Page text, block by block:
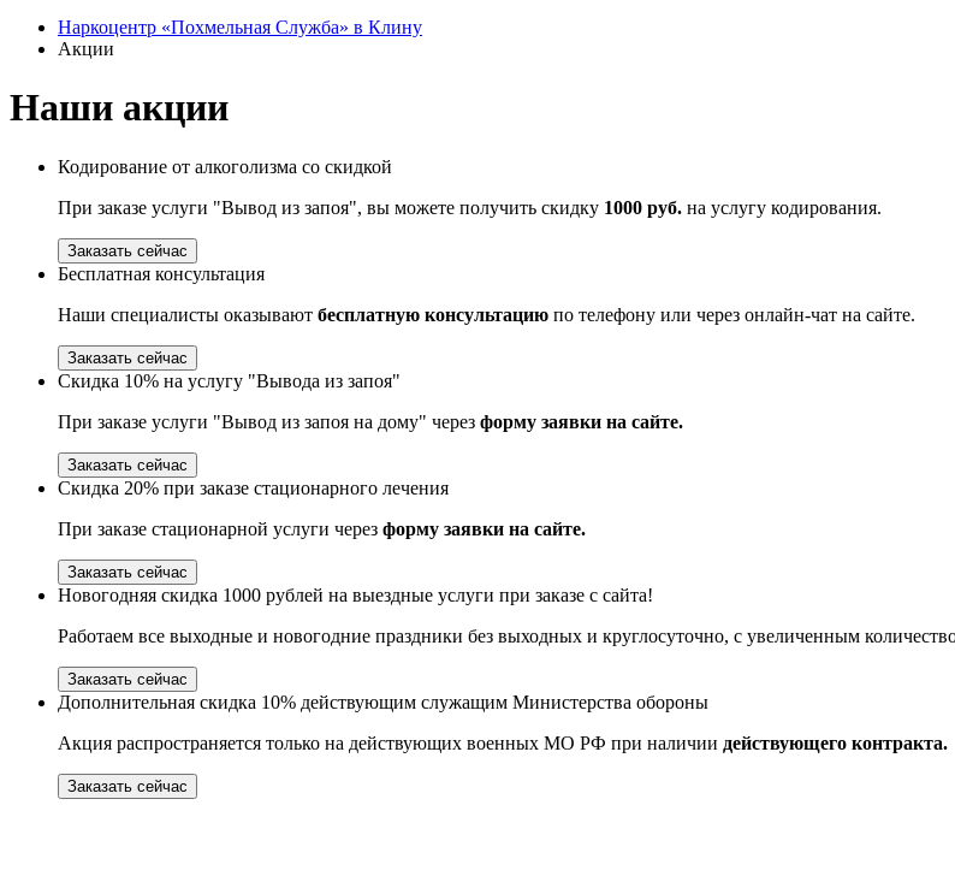
Наркоцентр «Похмельная Служба» в Клину
Акции
Наши акции
Кодирование от алкоголизма со скидкой
При заказе услуги "Вывод из запоя", вы можете получить скидку 1000 руб. на услугу кодирования.
Заказать сейчас
Бесплатная консультация
Наши специалисты оказывают бесплатную консультацию по телефону или через онлайн-чат на сайте.
Заказать сейчас
Скидка 10% на услугу "Вывода из запоя"
При заказе услуги "Вывод из запоя на дому" через форму заявки на сайте.
Заказать сейчас
Скидка 20% при заказе стационарного лечения
При заказе стационарной услуги через форму заявки на сайте.
Заказать сейчас
Новогодняя скидка 1000 рублей на выездные услуги при заказе с сайта!
Работаем все выходные и новогодние праздники без выходных и круглосуточно, с увеличенным
Заказать сейчас
Дополнительная скидка 10% действующим служащим Министерства обороны
Акция распространяется только на действующих военных МО РФ при наличии действующего контракта.
Заказать сейчас